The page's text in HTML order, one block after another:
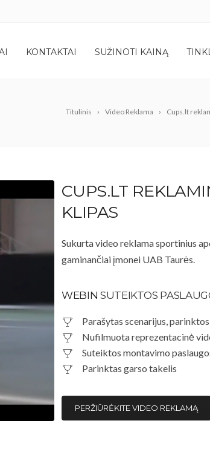
KONTAKTAI SUŽINOTI KAINĄ
Titulinis Video Reklama Cups.lt
CUPS.LT
KLIPAS
Sukurta video reklama sportinius
gaminančiai įmonei UAB Taurės.
WEBIN SUTEIKTOS
Parašytas scenarijus,
Nufilmuota reprezentacinė
Suteiktos montavimo
Parinktas garso takelis
PERŽIŪRĖKITE VIDEO REKLAMĄ